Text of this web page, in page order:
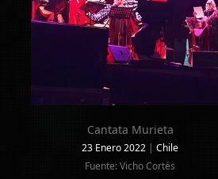
Cantata Murieta
23 Enero 2022 | Chile
Fuente: Vicho Cortés